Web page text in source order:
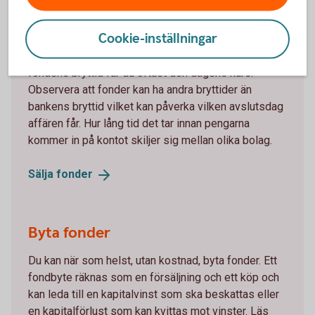
Sälja fonder
Om du säljer en fond från Swedbank Robur före
fondens bryttid får du oftast den dagens kurs.
Observera att fonder kan ha andra bryttider än
bankens bryttid vilket kan påverka vilken avslutsdag
affären får. Hur lång tid det tar innan pengarna
kommer in på kontot skiljer sig mellan olika bolag.
Sälja fonder
Byta fonder
Du kan när som helst, utan kostnad, byta fonder. Ett
fondbyte räknas som en försäljning och ett köp och
kan leda till en kapitalvinst som ska beskattas eller
en kapitalförlust som kan kvittas mot vinster. Läs
Cookie-inställningar